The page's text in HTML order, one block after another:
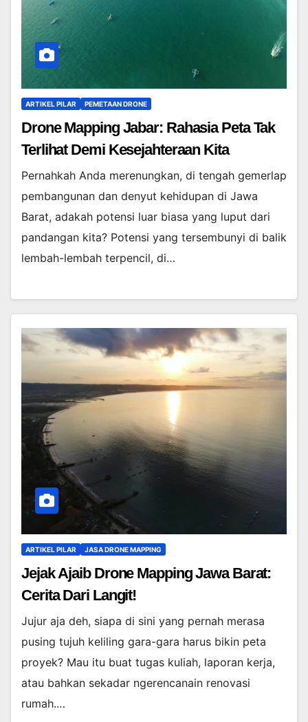
ARTIKEL PILAR PEMETAAN DRONE
Drone Mapping Jabar: Rahasia Peta Tak
Terlihat Demi Kesejahteraan Kita
Pernahkah Anda merenungkan, di tengah gemerlap
pembangunan dan denyut kehidupan di Jawa
Barat, adakah potensi luar biasa yang luput dari
pandangan kita? Potensi yang tersembunyi di balik
lembah-lembah terpencil, di…
ARTIKEL PILAR JASA DRONE MAPPING
Jejak Ajaib Drone Mapping Jawa Barat:
Cerita Dari Langit!
Jujur aja deh, siapa di sini yang pernah merasa
pusing tujuh keliling gara-gara harus bikin peta
proyek? Mau itu buat tugas kuliah, laporan kerja,
atau bahkan sekadar ngerencanain renovasi
rumah.…